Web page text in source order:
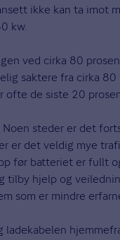
ikke kan ta imot
kw.
ved cirka 80
saktere fra cirka
ofte de siste 20
Noen steder er det
er det veldig mye
før batteriet er fullt
tilby hjelp og
som er mindre
ladekabelen